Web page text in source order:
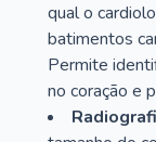
qual o
batimentos
Permite
no coração e